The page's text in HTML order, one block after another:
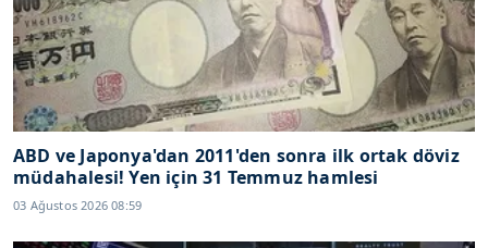
ABD ve Japonya'dan 2011'den sonra ilk ortak döviz
müdahalesi! Yen için 31 Temmuz hamlesi
03 Ağustos 2026 08:59